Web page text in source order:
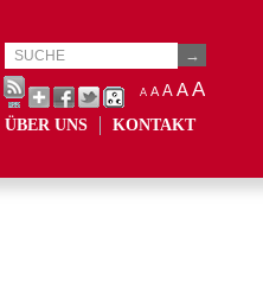
A A A AA
ÜBER UNS KONTAKT